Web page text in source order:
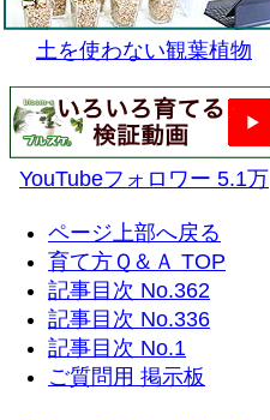
土を使わない観葉植物
YouTubeフォロワー 5.1万
ページ上部へ戻る
育て方Ｑ＆Ａ TOP
記事目次 No.362
記事目次 No.336
記事目次 No.1
ご質問用 掲示板